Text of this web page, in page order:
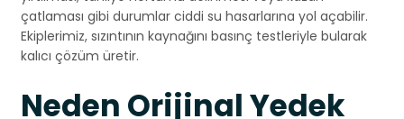
çatlaması gibi durumlar ciddi su hasarlarına yol açabilir.
Ekiplerimiz, sızıntının kaynağını basınç testleriyle bularak
kalıcı çözüm üretir.
Neden Orijinal Yedek